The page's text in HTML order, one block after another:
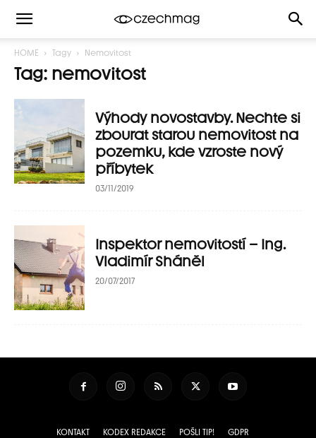
HOME Tagy Nemovitost
Tag: nemovitost
Výhody novostavby. Nechte si
zbourat starou nemovitost na
pozemku, kde vzroste nový
příbytek
03/11/2019
Inspektor nemovitostí – Ing.
Vladimír Sháněl
20/07/2017
KONTAKT KODEX REDAKCE POŠLI TIP!
GDPR